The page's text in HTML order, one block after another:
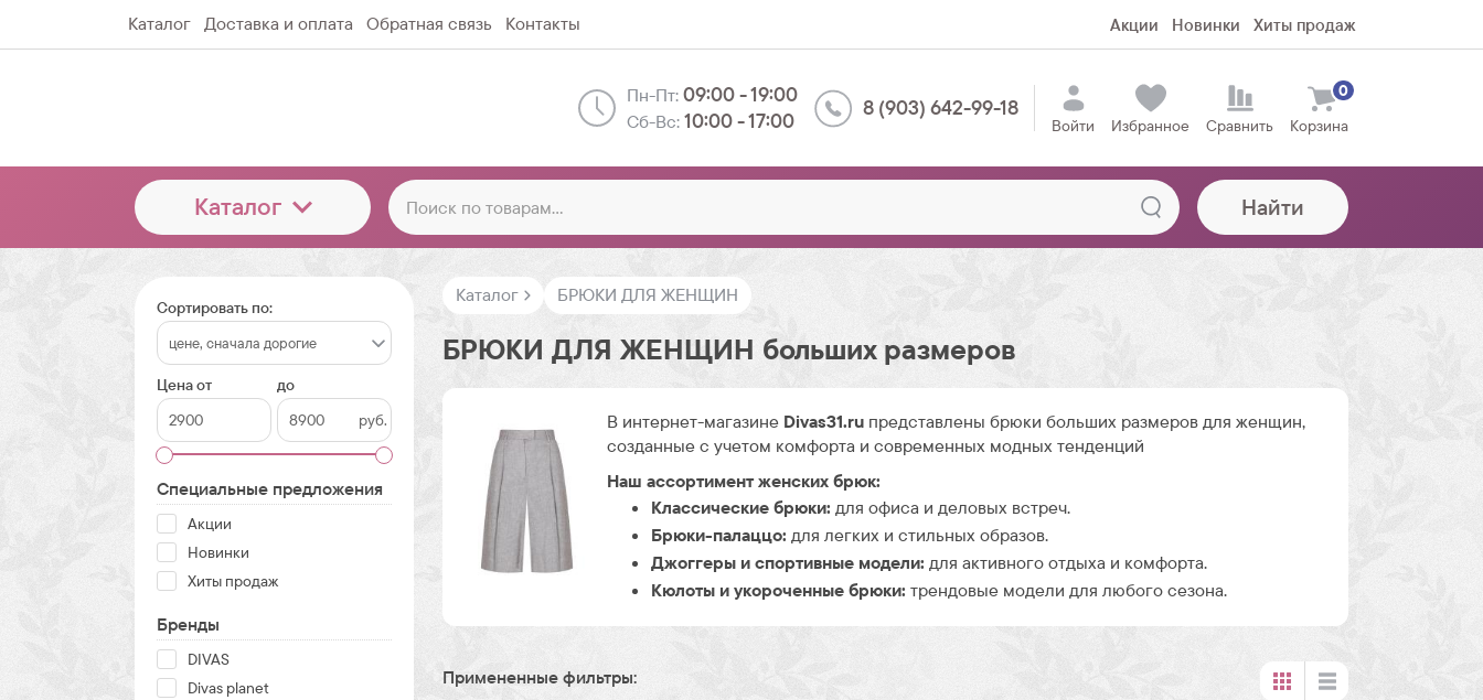
Каталог Доставка и оплата Обратная связь Контакты Акции Новинки Хиты продаж
Пн-Пт:09:00 - 19:00
Сб-Вс:10:00 - 17:00
8 (903) 642-99-18
Войти Избранное Сравнить Корзина
0
Каталог Найти
Сортировать по:
Цена от
до
руб.
Специальные предложения
Акции
Новинки
Хиты продаж
Бренды
DIVAS
Divas planet
Каталог БРЮКИ ДЛЯ ЖЕНЩИН
БРЮКИ ДЛЯ ЖЕНЩИН больших размеров
В интернет-магазине Divas31.ruпредставлены брюки больших размеров для женщин,
созданные с учетом комфорта и современных модных тенденций
Наш ассортимент женских брюк:
Классические брюки: для офиса и деловых встреч.
Брюки-палаццо: для легких и стильных образов.
Джоггеры и спортивные модели: для активного отдыха и комфорта.
Кюлоты и укороченные брюки: трендовые модели для любого сезона.
Примененные фильтры: